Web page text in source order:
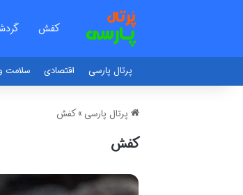
کفش
پرتال پارسی اقتصادی سلامت
پرتال پارسی » کفش
کفش